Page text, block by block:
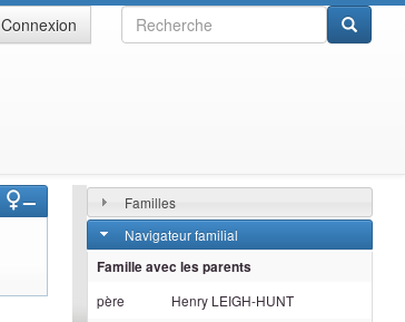
Recherche
Connexion
–
Familles
Navigateur familial
Famille avec les parents
père
Henry LEIGH-HUNT